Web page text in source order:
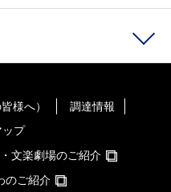
様へ）
調達情報
ップ
文楽劇場のご紹介
のご紹介